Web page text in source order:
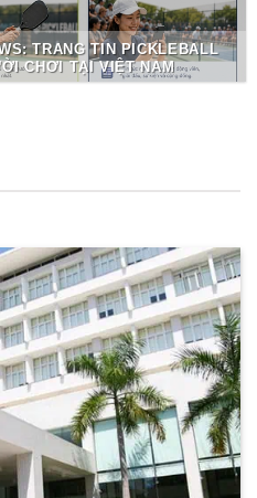
TRANG TIN PICKLEBALL
CHƠI TẠI VIỆT NAM